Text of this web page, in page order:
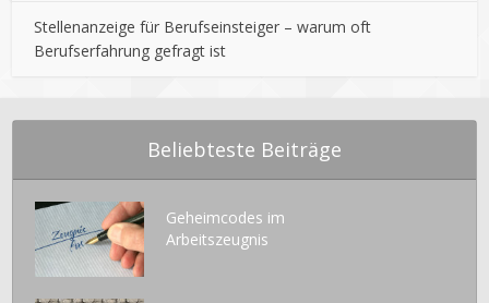
Stellenanzeige für Berufseinsteiger – warum oft
Berufserfahrung gefragt ist
Beliebteste Beiträge
Geheimcodes im
Arbeitszeugnis